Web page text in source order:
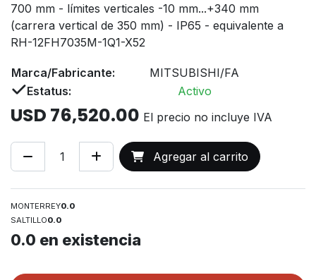
700 mm - límites verticales -10 mm...+340 mm
(carrera vertical de 350 mm) - IP65 - equivalente a
RH-12FH7035M-1Q1-X52
Marca/Fabricante:
MITSUBISHI/FA
Estatus:
Activo
USD 76,520.00 El precio no incluye IVA
Agregar al carrito
MONTERREY0.0
SALTILLO0.0
0.0 en existencia